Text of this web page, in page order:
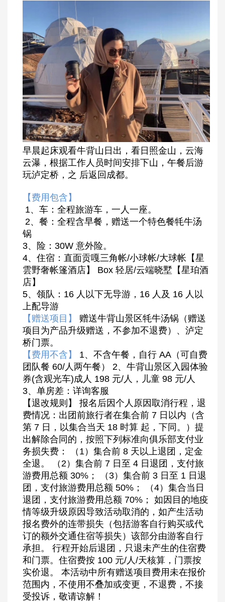
早晨起床观看牛背山日出，看日照金山，云海
云瀑，根据工作人员时间安排下山，午餐后游
玩泸定桥，之 后返回成都。
【费用包含】
1、车：全程旅游车，一人一座。
2、餐：全程含早餐，赠送一个特色餐牦牛汤
锅
3、险：30W 意外险。
4、住宿：直面贡嘎三角帐/小球帐/大球帐【星
雲野奢帐篷酒店】 Box 轻居/云端晓墅【星珀酒
店】
5、领队：16 人以下无导游，16 人及 16 人以
上配导游
【赠送项目】
赠送牛背山景区牦牛汤锅（赠送
项目为产品升级赠送，不参加不退费）、泸定
桥门票。
【费用不含】
1、不含午餐，自行 AA（可自费
团队餐 60/人两午餐） 2、牛背山景区入园体验
券(含观光车)成人 198 元/人，儿童 98 元/人
3、单房差：详询客服
【退改规则】 报名后因个人原因取消行程，退
费情况：出团前旅行者在集合前 7 日以内（含
第 7 日，以集合当天 18 时算 起，下同。）提
出解除合同的，按照下列标准向俱乐部支付业
务损失费： （1）集合前 8 天以上退团，定金
全退。 （2）集合前 7 日至 4 日退团，支付旅
游费用总额 30%； （3）集合前 3 日至 1 日退
团，支付旅游费用总额 50%； （4）集合当日
退团，支付旅游费用总额 70%； 如因目的地疫
情等级升级原因导致活动取消的，如产生活动
报名费外的连带损失（包括游客自行购买或代
订的额外交通住宿等损失）该部分由游客自行
承担。 行程开始后退团，只退未产生的住宿费
和门票。住宿费按 100 元/人/天核算，门票按
实价退。 本活动中所有赠送项目费用未在报价
范围内，不使用不叠加或变更，不退费，不接
受投诉，敬请谅解！